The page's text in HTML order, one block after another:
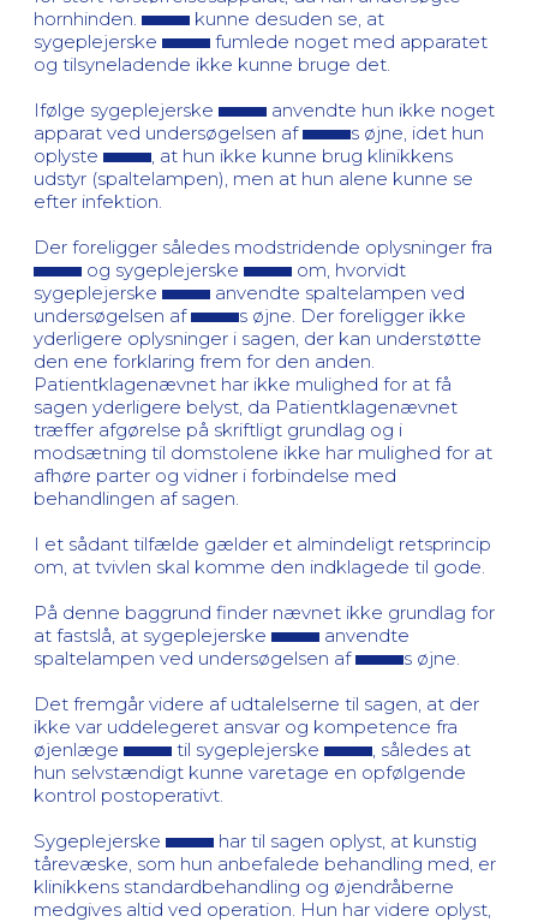
hornhinden.
kunne desuden se, at
sygeplejerske
fumlede noget med apparatet
og tilsyneladende ikke kunne bruge det.
Ifølge sygeplejerske
anvendte hun ikke noget
apparat ved undersøgelsen af
s øjne, idet hun
oplyste
, at hun ikke kunne brug klinikkens
udstyr (spaltelampen), men at hun alene kunne se
efter infektion.
Der foreligger således modstridende oplysninger fra
og sygeplejerske
om, hvorvidt
sygeplejerske
anvendte spaltelampen ved
undersøgelsen af
s øjne. Der foreligger ikke
yderligere oplysninger i sagen, der kan understøtte
den ene forklaring frem for den anden.
Patientklagenævnet har ikke mulighed for at få
sagen yderligere belyst, da Patientklagenævnet
træffer afgørelse på skriftligt grundlag og i
modsætning til domstolene ikke har mulighed for at
afhøre parter og vidner i forbindelse med
behandlingen af sagen.
I et sådant tilfælde gælder et almindeligt retsprincip
om, at tvivlen skal komme den indklagede til gode.
På denne baggrund finder nævnet ikke grundlag for
at fastslå, at sygeplejerske
anvendte
spaltelampen ved undersøgelsen af
s øjne.
Det fremgår videre af udtalelserne til sagen, at der
ikke var uddelegeret ansvar og kompetence fra
øjenlæge
til sygeplejerske
, således at
hun selvstændigt kunne varetage en opfølgende
kontrol postoperativt.
Sygeplejerske
har til sagen oplyst, at kunstig
tårevæske, som hun anbefalede behandling med, er
klinikkens standardbehandling og øjendråberne
medgives altid ved operation. Hun har videre oplyst,